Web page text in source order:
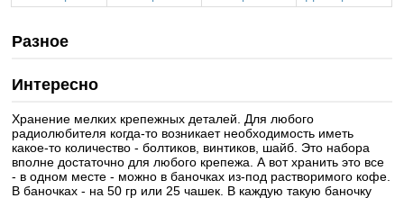
Разное
Интересно
Хранение мелких крепежных деталей. Для любого
радиолюбителя когда-то возникает необходимость иметь
какое-то количество - болтиков, винтиков, шайб. Это набора
вполне достаточно для любого крепежа. А вот хранить это все
- в одном месте - можно в баночках из-под растворимого кофе.
В баночках - на 50 гр или 25 чашек. В каждую такую баночку